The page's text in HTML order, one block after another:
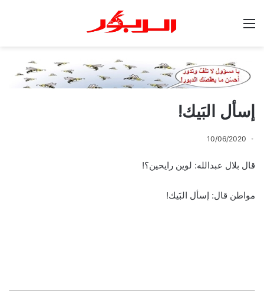
إسأل البَيك!
10/06/2020
قال بلال عبدالله: لوين رايحين؟!
مواطن قال: إسأل البَيك!